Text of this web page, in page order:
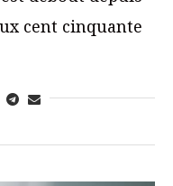
cent cinquante